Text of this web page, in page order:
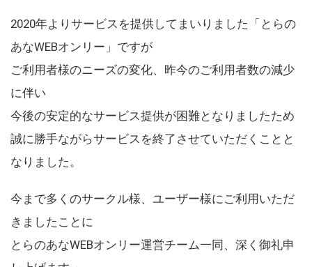
2020年よりサービスを提供してまいりました「とらの
あなWEBオンリー」ですが
ご利用者様のニーズの変化、昨今のご利用者数の減少
に伴い
今後の安定的なサービス提供が困難となりましたため
誠に勝手ながらサービスを終了させていただくことと
なりました。
今まで多くのサークル様、ユーザー様にご利用いただ
きましたことに
とらのあなWEBオンリー運営チーム一同、深く御礼申